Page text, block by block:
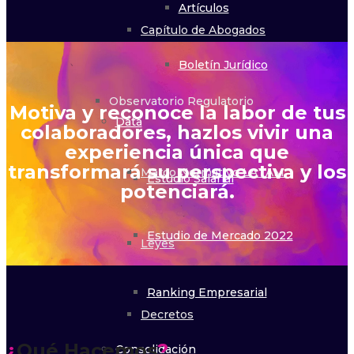
Artículos
Boletín Jurídico
Data
Estudio Salarial
Estudio de Mercado 2022
Ranking Empresarial
Consolidación
Capítulo de Abogados
Observatorio Regulatorio
Marco Normativo LATAM
Leyes
Decretos
Motiva y reconoce la labor de tus
colaboradores, hazlos vivir una
experiencia única que
transformará su perspectiva y los
potenciará.